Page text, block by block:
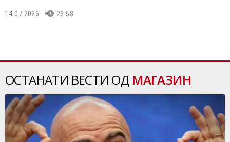
14.07.2026. 23:58
ОСТАНАТИ ВЕСТИ ОД МАГАЗИН